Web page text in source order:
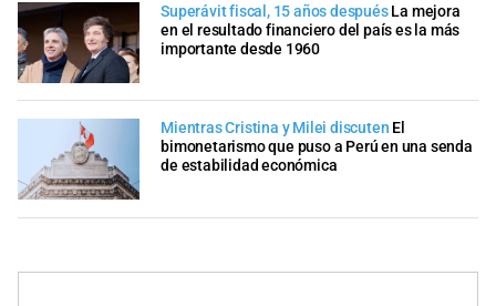
Superávit fiscal, 15 años después La mejora
en el resultado financiero del país es la más
importante desde 1960
Mientras Cristina y Milei discuten El
bimonetarismo que puso a Perú en una senda
de estabilidad económica